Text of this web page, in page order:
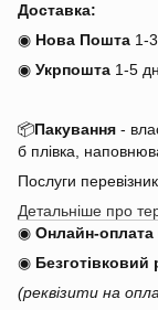
Доставка:
◉ Нова Пошта 1-
◉ Укрпошта 1-5
📦Пакування -
б плівка,
Послуги
Детальніше про
◉ Онлайн-оплата
◉ Безготівковий
(реквізити на